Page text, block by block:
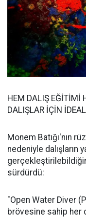
HEM DALIŞ EĞİTİMİ
DALIŞLAR İÇİN İDEAL
Monem Batığı'nın
nedeniyle dalışların
sürdürdü:
"Open Water Diver
brövesine sahip her